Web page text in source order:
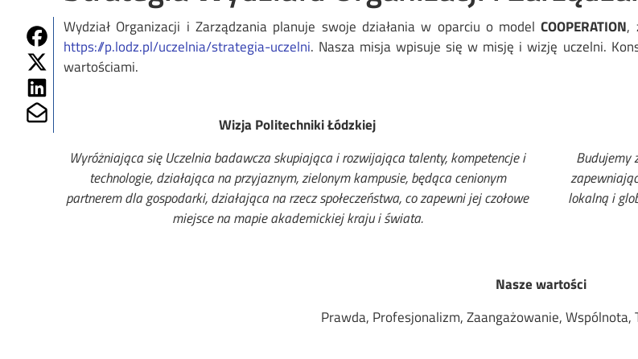
Wydział Organizacji i Zarządzania planuje swoje działania w oparciu o modelCOOPERATION,
https://p.lodz.pl/uczelnia/strategia-uczelni. Nasza misja wpisuje się w misję i wizję uczelni.
wartościami.
Wizja Politechniki Łódzkiej
Wyróżniająca się Uczelnia badawcza skupiająca i rozwijająca talenty, kompetencje i
technologie, działająca na przyjaznym, zielonym kampusie, będąca cenionym
partnerem dla gospodarki, działająca na rzecz społeczeństwa, co zapewni jej czołowe
miejsce na mapie akademickiej kraju i świata.
Budujemy
lokalną i
Nasze wartości
Prawda, Profesjonalizm, Zaangażowanie, Wspólnota,
Share on Fb
Share on Twitter